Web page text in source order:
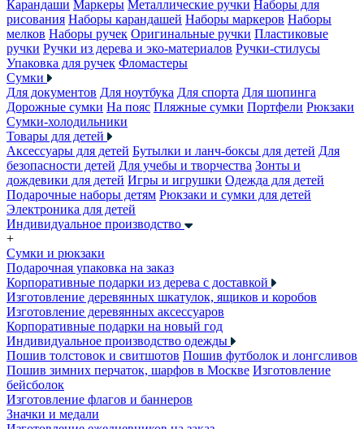
Карандаши Маркеры Металлические ручки Наборы для
рисования Наборы карандашей Наборы маркеров Наборы
мелков Наборы ручек Оригинальные ручки Пластиковые
ручки Ручки из дерева и эко-материалов Ручки-стилусы
Упаковка для ручек Фломастеры
Сумки
Для документов Для ноутбука Для спорта Для шопинга
Дорожные сумки На пояс Пляжные сумки Портфели Рюкзаки
Сумки-холодильники
Товары для детей
Аксессуары для детей Бутылки и ланч-боксы для детей Для
безопасности детей Для учебы и творчества Зонты и
дождевики для детей Игры и игрушки Одежда для детей
Подарочные наборы детям Рюкзаки и сумки для детей
Электроника для детей
Индивидуальное производство
+
Сумки и рюкзаки
Подарочная упаковка на заказ
Корпоративные подарки из дерева с доставкой
Изготовление деревянных шкатулок, ящиков и коробов
Изготовление деревянных аксессуаров
Корпоративные подарки на новый год
Индивидуальное производство одежды
Пошив толстовок и свитшотов Пошив футболок и лонгсливов
Пошив зимних перчаток, шарфов в Москве Изготовление
бейсболок
Изготовление флагов и баннеров
Значки и медали